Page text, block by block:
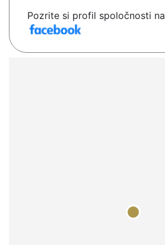
Pozrite si profil spoločnosti na